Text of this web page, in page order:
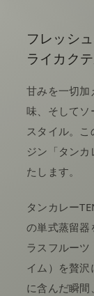
フレッシ
ライカク
甘みを一切加
味、そしてソ
スタイル。
ジン「タン
たします。
タンカレー
の単式蒸留器
ラスフルー
イム）を贅
に含んだ瞬間